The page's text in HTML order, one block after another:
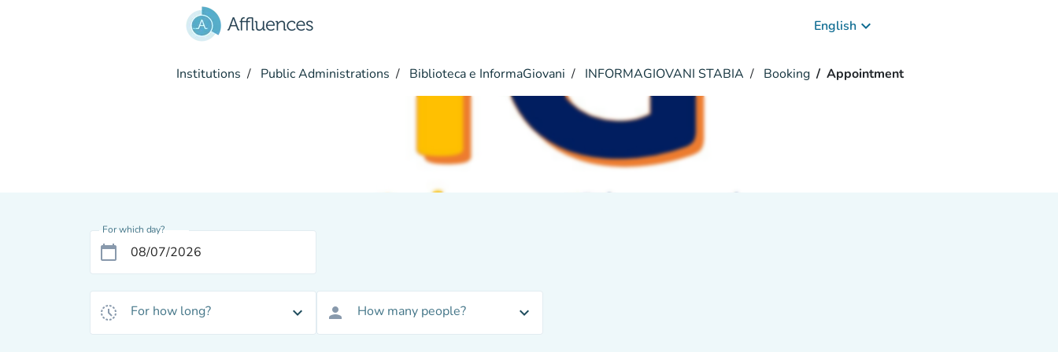
English keyboard_arrow_down
Institutions Public Administrations Biblioteca e InformaGiovani INFORMAGIOVANI STABIA Booking Appointment
For which day?
calendar_today
history_toggle_off For how long? expand_more person How many people? expand_more